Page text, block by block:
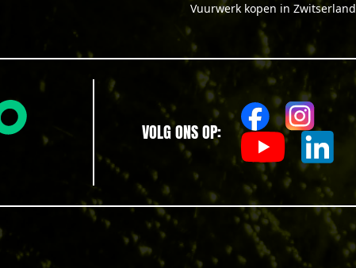
Vuurwerk kopen in Zwitserland
VOLG ONS OP: